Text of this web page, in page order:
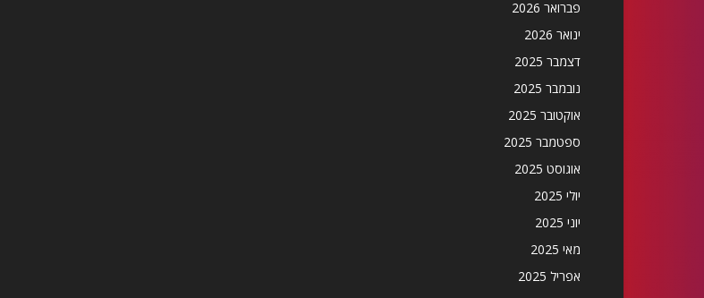
פברואר 2026
ינואר 2026
דצמבר 2025
נובמבר 2025
אוקטובר 2025
ספטמבר 2025
אוגוסט 2025
יולי 2025
יוני 2025
מאי 2025
אפריל 2025